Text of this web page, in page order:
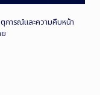
การณ์และความคืบหน้า